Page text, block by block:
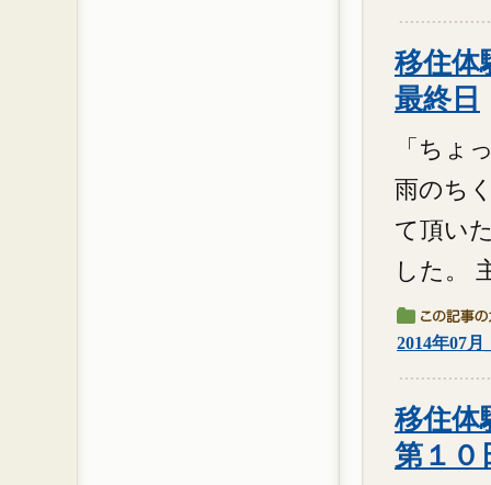
移住体
最終日
「ちょ
雨のち
て頂い
した。
2014年07
移住体
第１０